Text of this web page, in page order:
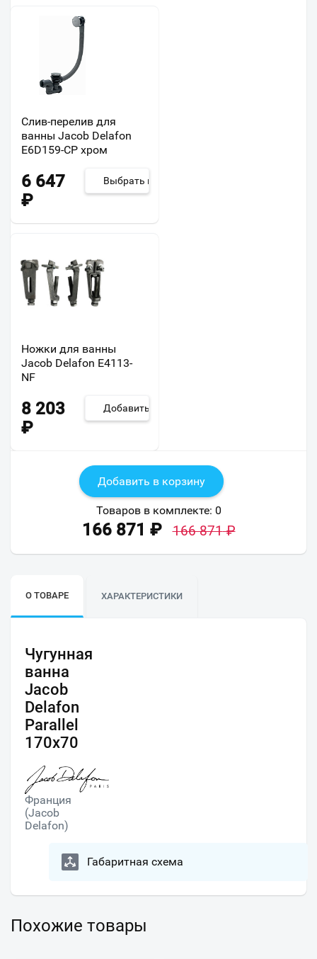
Слив-перелив для
ванны Jacob Delafon
E6D159-CP хром
6 647
₽
Выбрать из 2
Ножки для ванны
Jacob Delafon E4113-
NF
8 203
₽
Добавить
Добавить в корзину
Товаров в комплекте: 0
166 871 ₽ 166 871₽
О ТОВАРЕ ХАРАКТЕРИСТИКИ
Чугунная
ванна
Jacob
Delafon
Parallel
170x70
Франция
(Jacob
Delafon)
Габаритная схема
Похожие товары